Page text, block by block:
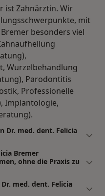
ist Zahnärztin. Wir
mit
besonders viel
Wurzelbehandlung
Parodontitis
Professionelle
Implantologie,
Dr. med. dent. Felicia
Bremer
ohne die Praxis zu
med. dent. Felicia